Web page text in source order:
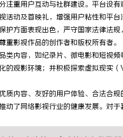
注重用户互动与社群建设。平台设
活动及首映礼，增强用户粘性和平台
方面表现出色，严守国家法律法
影视作品的创作者和版权所有者。
类内容，如纪录片、微电影和短视
的观影环境；并积极探索虚拟现实
内容、友好的用户体验、合法合
动了网络影视行业的健康发展。对